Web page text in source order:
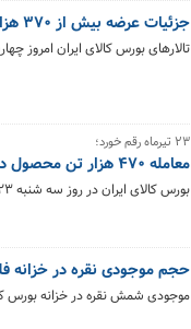
جزئیات عرضه بیش از ۳۷۰ هزار تنی محصول در تالارهای بورس کالا
تالارهای بورس کالای ایران امروز چهارشنبه ۲۴ تیر ماه، میزبان عرضه ۳۷۰ هزار و ۶۸۱ تن
۲۳ تیرماه رقم خورد؛
معامله ۴۷۰ هزار تن محصول در بورس کالا
بورس کالای ایران در روز سه شنبه ۲۳ تیرماه میزبان معامله ۴۷۰ هزار و ۲۱۰ تن محصول بود و تالار سیمان پیشتاز در حجم معاملات شد.
حجم موجودی نقره در خزانه فلزات
موجودی شمش نقره در خزانه بورس کالای ایران از ۱۰۰ تن عبور کرد و ارزش